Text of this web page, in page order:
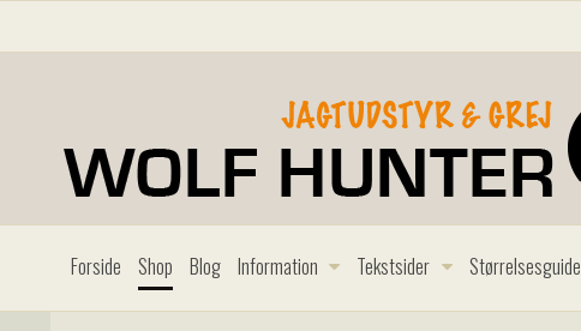
Forside Shop Blog Information Tekstsider Størrelsesguide